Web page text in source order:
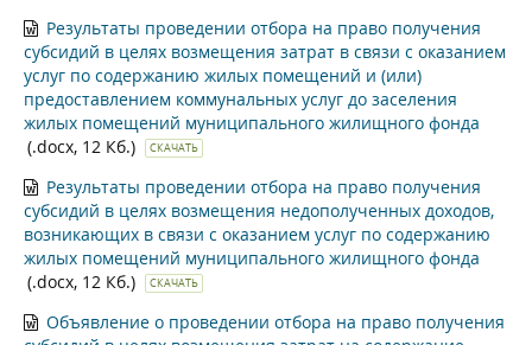
Результаты проведении отбора на право получения
субсидий в целях возмещения затрат в связи с оказанием
услуг по содержанию жилых помещений и (или)
предоставлением коммунальных услуг до заселения
жилых помещений муниципального жилищного фонда
(.docx, 12 Кб.)
СКАЧАТЬ
Результаты проведении отбора на право получения
субсидий в целях возмещения недополученных доходов,
возникающих в связи с оказанием услуг по содержанию
жилых помещений муниципального жилищного фонда
(.docx, 12 Кб.)
СКАЧАТЬ
Объявление о проведении отбора на право получения